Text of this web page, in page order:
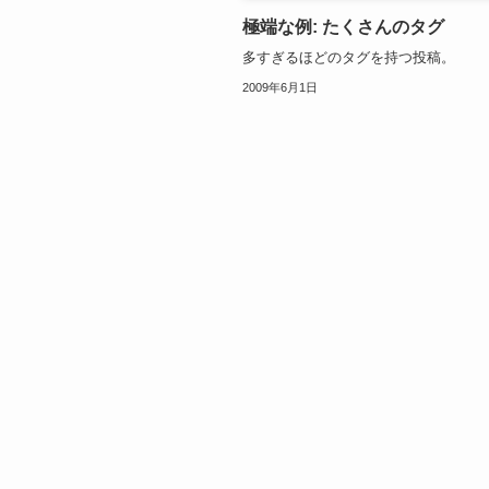
極端な例: たくさんのタグ
多すぎるほどのタグを持つ投稿。
2009年6月1日